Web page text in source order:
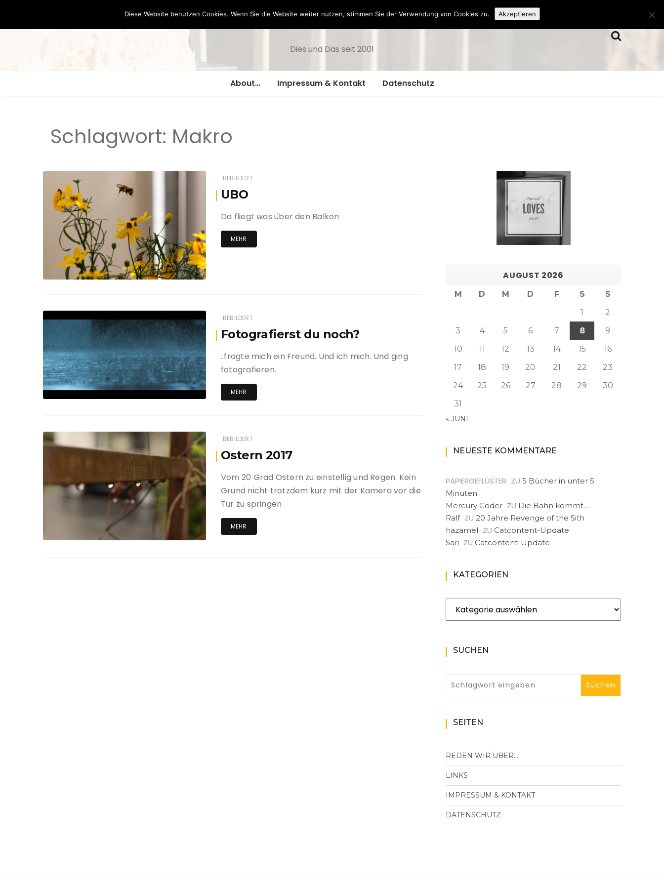
Hazamelistan
Dies und Das seit 2001
About… Impressum & Kontakt Datenschutz
Schlagwort: Makro
BEBILDERT
UBO
Da fliegt was über den Balkon
MEHR
BEBILDERT
Fotografierst du noch?
..fragte mich ein Freund. Und ich mich. Und ging
fotografieren.
MEHR
BEBILDERT
Ostern 2017
Vom 20 Grad Ostern zu einstellig und Regen. Kein
Grund nicht trotzdem kurz mit der Kamera vor die
Tür zu springen
MEHR
AUGUST 2026
M D M D F S
S
1
2
3
4 5 6 7 8
9
10
11 12 13 14 15
16
17
18 19 20 21 22
23
24
25 26 27 28 29
30
31
« JUNI
NEUESTE KOMMENTARE
PAPIERGEFLÜSTER ZU 5 Bücher in unter 5
Minuten
Mercury Coder ZU Die Bahn kommt…
Ralf ZU 20 Jahre Revenge of the Sith
hazamel ZU Catcontent-Update
Sari ZU Catcontent-Update
KATEGORIEN
Kategorien
SUCHEN
SEITEN
REDEN WIR ÜBER…
LINKS
IMPRESSUM & KONTAKT
DATENSCHUTZ
Diese Website benutzen Cookies. Wenn Sie die Website weiter nutzen, stimmen Sie der Verwendung von Cookies zu. Akzeptieren